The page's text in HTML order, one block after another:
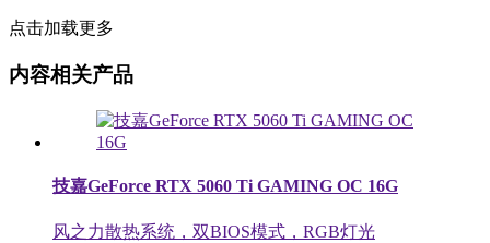
点击加载更多
内容相关产品
技嘉GeForce RTX 5060 Ti GAMING OC 16G
风之力散热系统，双BIOS模式，RGB灯光